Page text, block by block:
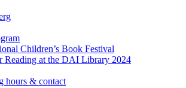
Children’s Book Festival
Reading at the DAI Library 2024
hours & contact